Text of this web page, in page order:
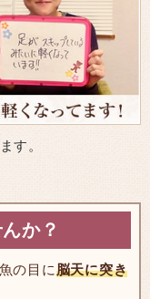
す。
か？
の目に脳天に突き